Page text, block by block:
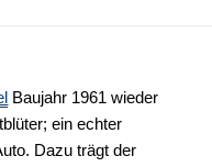
Baujahr 1961 wieder
ein echter
Dazu trägt der